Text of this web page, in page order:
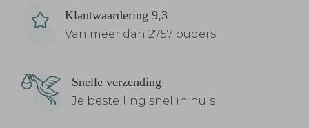
Klantwaardering 9,3
Van meer dan 2757 ouders
Snelle verzending
Je bestelling snel in huis